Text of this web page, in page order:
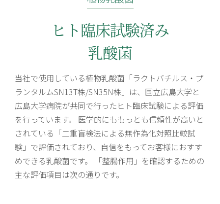
ヒト臨床試験済み
乳酸菌
当社で使用している植物乳酸菌「ラクトバチルス・プ
ランタルムSN13T株/SN35N株」は、国立広島大学と
広島大学病院が共同で行ったヒト臨床試験による評価
を行っています。 医学的にももっとも信頼性が高いと
されている「二重盲検法による無作為化対照比較試
験」で評価されており、自信をもってお客様におすす
めできる乳酸菌です。 「整腸作用」を確認するための
主な評価項目は次の通りです。